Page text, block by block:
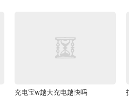
充电宝w越大充电越快吗